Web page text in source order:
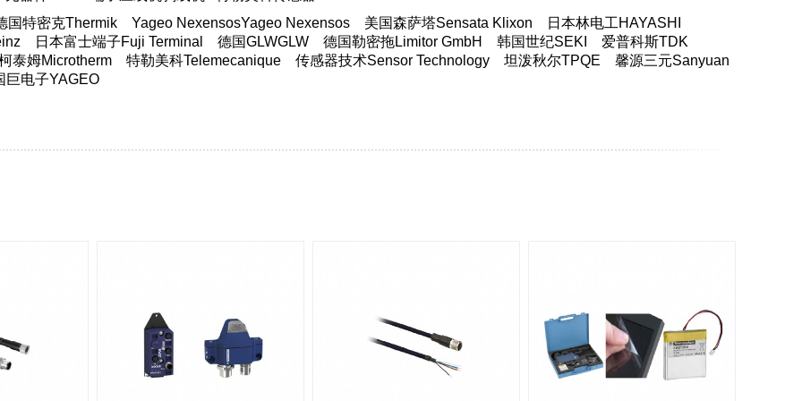
国特密克Thermik
Yageo NexensosYageo Nexensos 美国森萨塔Sensata Klixon
日本林电工HAYASHI
日本富士端子Fuji Terminal 德国GLWGLW 德国勒密拖Limitor GmbH 韩国世纪SEKI
爱普科斯TDK
泰姆Microtherm
特勒美科Telemecanique 传感器技术Sensor Technology 坦泼秋尔TPQE
馨源三元Sanyuan
巨电子YAGEO